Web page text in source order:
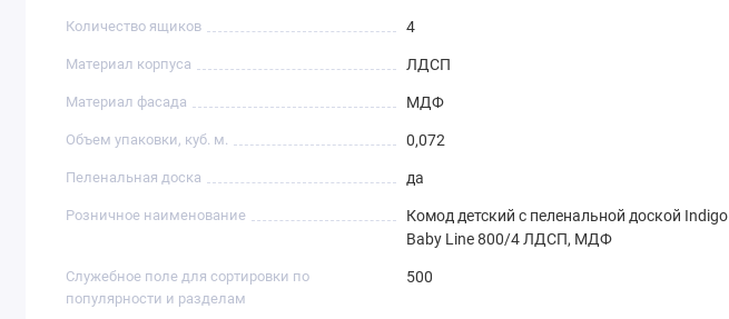
Количество ящиков 4
Материал корпуса ЛДСП
Материал фасада МДФ
Объем упаковки, куб. м. 0,072
Пеленальная доска да
Розничное наименование
Комод детский с пеленальной доской Indigo
Baby Line 800/4 ЛДСП, МДФ
Служебное поле для сортировки по
популярности и разделам
500